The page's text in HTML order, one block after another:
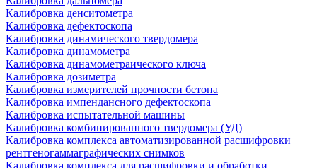
Калибровка денситометра
Калибровка дефектоскопа
Калибровка динамического твердомера
Калибровка динамометра
Калибровка динамометраического ключа
Калибровка дозиметра
Калибровка измерителей прочности бетона
Калибровка импендансного дефектоскопа
Калибровка испытательной машины
Калибровка комбинированного твердомера (УД)
Калибровка комплекса автоматизированной расшифровки
рентгеногаммаграфических снимков
Калибровка комплекса для расшифровки и обработки